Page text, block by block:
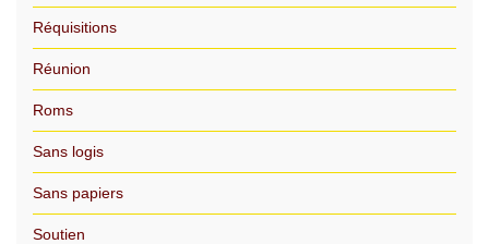
Réquisitions
Réunion
Roms
Sans logis
Sans papiers
Soutien